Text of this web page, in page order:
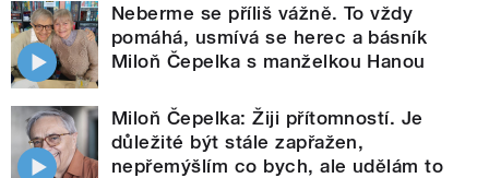
Neberme se příliš vážně. To vždy
pomáhá, usmívá se herec a básník
Miloň Čepelka s manželkou Hanou
Miloň Čepelka: Žiji přítomností. Je
důležité být stále zapřažen,
nepřemýšlím co bych, ale udělám to